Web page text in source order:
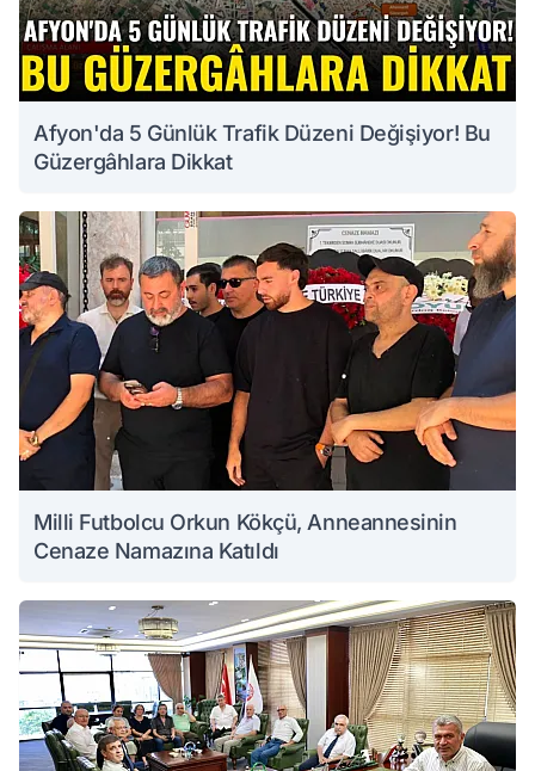
Afyon'da 5 Günlük Trafik Düzeni Değişiyor! Bu
Güzergâhlara Dikkat
Milli Futbolcu Orkun Kökçü, Anneannesinin
Cenaze Namazına Katıldı